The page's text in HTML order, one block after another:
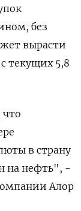
без
вырасти
текущих 5,8
что
в страну
на нефть", -
Алор